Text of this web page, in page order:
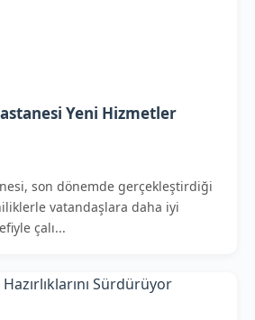
Yeni Hizmetler
son dönemde gerçekleştirdiği
vatandaşlara daha iyi
çalı...